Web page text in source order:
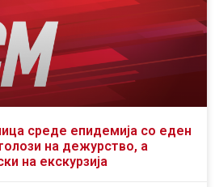
среде епидемија со еден
на дежурство, а
на екскурзија